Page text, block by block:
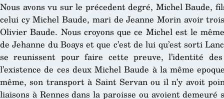
Nous avons vu sur le précedent degré, Michel Baude,
celui cy Michel Baude, mari de Jeanne Morin avoir
Olivier Baude. Nous croyons que ce Michel est le
de Jehanne du Boays et que c’est de lui qu’est sorti
se reunissent pour faire cette preuve, l’identité
l’existence de ces deux Michel Baude à la même
même, son transport à Saint Servan ou il n’y avoit
liaisons à Rennes dans la paroisse ou avoient demeuré